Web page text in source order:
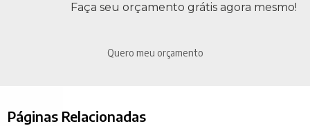
Faça seu orçamento grátis agora mesmo!
Quero meu orçamento
Páginas Relacionadas